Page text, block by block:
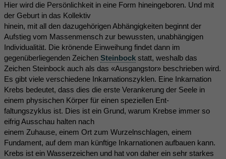
Hier wird die Persönlichkeit in eine Form hineingeboren. Und mit
der Geburt in das Kollektiv
hinein, mit all den dazugehörigen Abhängigkeiten beginnt der
Aufstieg vom Massenmensch zur bewussten, unabhängigen
Individualität. Die krönende Einweihung findet dann im
gegenüberliegenden Zeichen Steinbock statt, weshalb das
Zeichen Steinbock auch als das «Ausgangstor» beschrieben wird.
Es gibt viele verschiedene Inkarnationszyklen. Eine Inkarnation
Krebs bedeutet, dass dies die erste Verankerung der Seele in
einem physischen Körper für einen speziellen Ent-
faltungszyklus ist. Dies ist ein Grund, warum Krebse immer so
eifrig Ausschau halten nach
einem Zuhause, einem Ort zum Wurzelnschlagen, einem
Fundament, auf dem man künftige Inkarnationen aufbauen kann.
Krebs ist ein Wasserzeichen und hat von daher ein sehr starkes